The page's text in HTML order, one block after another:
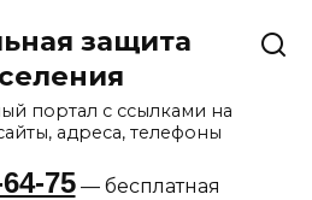
защита
портал с ссылками на
адреса, телефоны
75— бесплатная